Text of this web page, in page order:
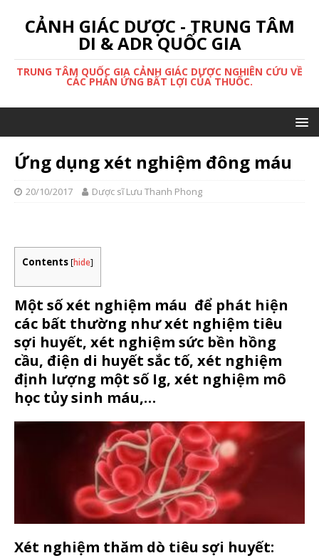
CẢNH GIÁC DƯỢC - TRUNG TÂM
DI & ADR QUỐC GIA
TRUNG TÂM QUỐC GIA CẢNH GIÁC DƯỢC NGHIÊN CỨU VỀ
CÁC PHẢN ỨNG BẤT LỢI CỦA THUỐC.
Ứng dụng xét nghiệm đông máu
20/10/2017 Dược sĩ Lưu Thanh Phong
Contents [hide]
Một số xét nghiệm máu để phát hiện
các bất thường như xét nghiệm tiêu
sợi huyết, xét nghiệm sức bền hồng
cầu, điện di huyết sắc tố, xét nghiệm
định lượng một số Ig, xét nghiệm mô
học tủy sinh máu,…
Xét nghiệm thăm dò tiêu sợi huyết: